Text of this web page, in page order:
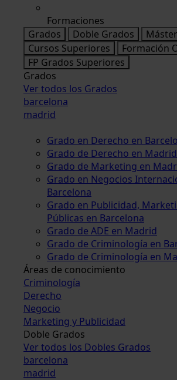
Formaciones
Grados
Doble Grados
Cursos Superiores
Formación
FP Grados Superiores
Grados
Ver todos los Grados
barcelona
madrid
Grado en Derecho en
Grado de Derecho en Madrid
Grado de Marketing en
Grado en Negocios
Barcelona
Grado en Publicidad,
Públicas en Barcelona
Grado de ADE en Madrid
Grado de Criminología en
Grado de Criminología en
Áreas de conocimiento
Criminología
Derecho
Negocio
Marketing y Publicidad
Doble Grados
Ver todos los Dobles Grados
barcelona
madrid